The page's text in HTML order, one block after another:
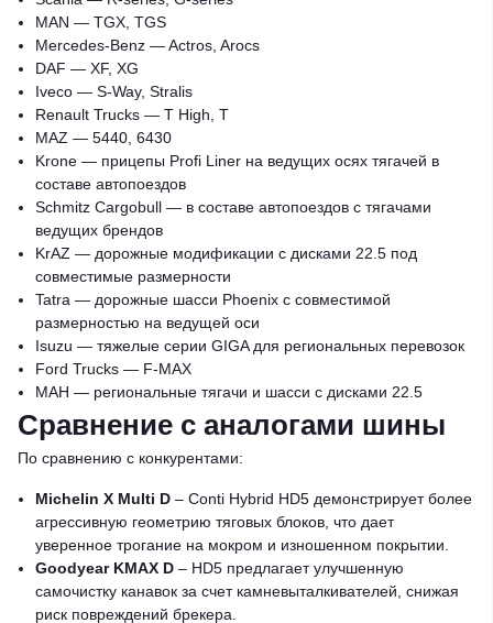
MAN — TGX, TGS
Mercedes-Benz — Actros, Arocs
DAF — XF, XG
Iveco — S-Way, Stralis
Renault Trucks — T High, T
MAZ — 5440, 6430
Krone — прицепы Profi Liner на ведущих осях тягачей в
составе автопоездов
Schmitz Cargobull — в составе автопоездов c тягачами
ведущих брендов
KrAZ — дорожные модификации с дисками 22.5 под
совместимые размерности
Tatra — дорожные шасси Phoenix с совместимой
размерностью на ведущей оси
Isuzu — тяжелые серии GIGA для региональных перевозок
Ford Trucks — F-MAX
MAH — региональные тягачи и шасси с дисками 22.5
Сравнение с аналогами шины
По сравнению с конкурентами:
Michelin X Multi D – Conti Hybrid HD5 демонстрирует более
агрессивную геометрию тяговых блоков, что дает
уверенное трогание на мокром и изношенном покрытии.
Goodyear KMAX D – HD5 предлагает улучшенную
самочистку канавок за счет камневыталкивателей, снижая
риск повреждений брекера.